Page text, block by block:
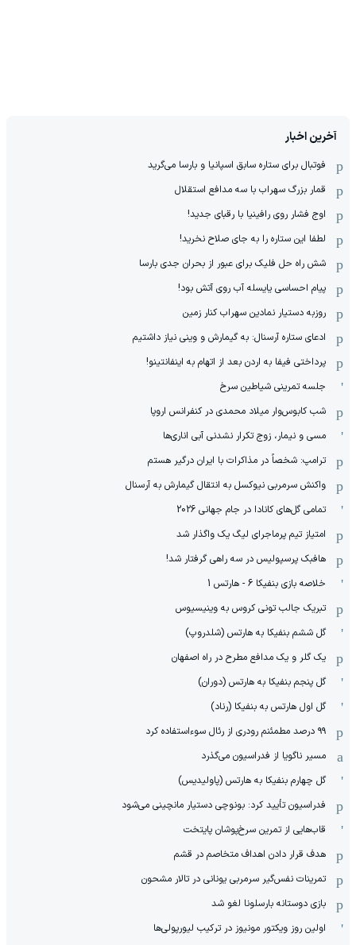
آخرین اخبار
فوتبال برای ستاره سابق اسپانیا و بارسا می‌گرید
قمار بزرگ سهراب با سه مدافع استقلال
اوج فشار روی رافینیا با رقبای جدید!
لطفا این ستاره را به جای صلاح نخرید!
شش راه حل فلیک برای عبور از بحران جدی بارسا
پیام احساسی یایسله آب روی آتش بود!
روزبه دستیار نمادین سهراب کنار زمین
ادعای ستاره آرسنال: به گیمارش و وینی نیاز داشتیم
پرداختی فیفا به اردن بعد از اتهام به اینفانتینو!
جلسه تمرینی شیاطین سرخ
شب کابوس‌وار میلاد محمدی در کنفرانس اروپا
مسی و نیمار، زوج تکرار نشدنی آبی اناری‌ها
ترامپ: شخصاً در مذاکرات با ایران درگیر هستم
واکنش سرمربی نیوکسل به انتقال گیمارش به آرسنال
تمامی گل‌های کانادا در جام جهانی 2026
امتیاز تیم پرماجرای لیگ یک واگذار شد
هافبک پرسپولیس در سه راهی گرفتار شد!
خلاصه بازی بنفیکا 6 - هارتس 1
تبریک جالب تونی کروس به وینیسیوس
گل ششم بنفیکا به هارتس (شلدروپ)
یک گلر و یک مدافع مطرح در راه اصفهان
گل پنجم بنفیکا به هارتس (دوران)
گل اول هارتس به بنفیکا (رناد)
۹۹ درصد مطمئنم رودری از رئال سوءاستفاده کرد
مسیر ناگویا از فدراسیون می‌گذرد
گل چهارم بنفیکا به هارتس (پاولیدیس)
فدراسیون تأیید کرد: بونوچی دستیار مانچینی می‌شود
قاب‌هایی از تمرین سرخ‌پوشان پایتخت
هدف قرار دادن اهداف متخاصم در قشم
‏تمرینات نفس‌گیر سرمربی یونانی در تالار مشحون
بازی دوستانه بارسلونا لغو شد
اولین روز ویکتور مونیوز در ترکیب لیورپولی‌ها